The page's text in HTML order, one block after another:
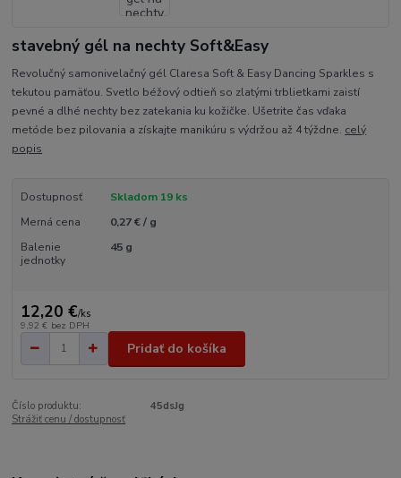
stavebný gél na nechty Soft&Easy
Revolučný samonivelačný gél Claresa Soft & Easy Dancing Sparkles s
tekutou pamäťou. Svetlo béžový odtieň so zlatými trblietkami zaistí
pevné a dlhé nechty bez zatekania ku kožičke. Ušetrite čas vďaka
metóde bez pilovania a získajte manikúru s výdržou až 4 týždne. celý
popis
Dostupnosť
Skladom 19 ks
Merná cena
0,27 € / g
Balenie
jednotky
45 g
12,20 €/ks
9,92 € bez DPH
Pridať do košíka
Číslo produktu:
45dsJg
Strážiť cenu / dostupnosť